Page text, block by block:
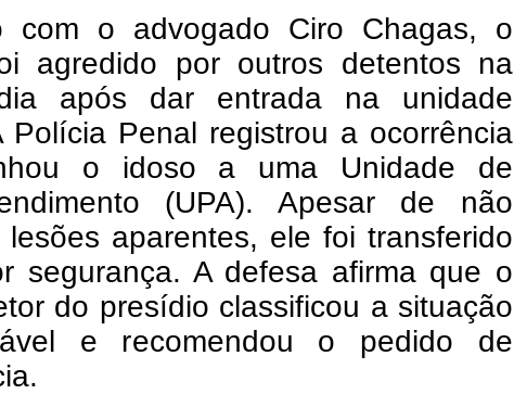
com o advogado Ciro Chagas, o
agredido por outros detentos na
após dar entrada na unidade
Polícia Penal registrou a ocorrência
o idoso a uma Unidade de
(UPA). Apesar de não
lesões aparentes, ele foi transferido
segurança. A defesa afirma que o
do presídio classificou a situação
e recomendou o pedido de